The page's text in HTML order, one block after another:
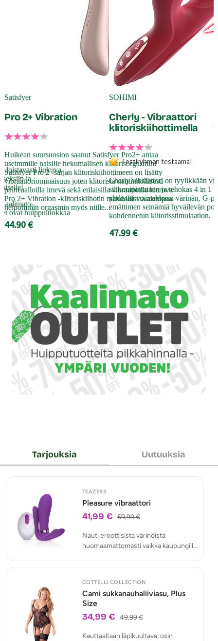
loistavasti liukuva
ja
ovat huippuluokkaa
Satisfyer
Pro 2+ Vibration
Huikean suursuosion saanut Satisfyer Pro2+ antaa
useimmille naisille hekumallisen klitorisorgasmin!
Satisfyer Pro 2 -sarjan klitoriskiihottimeen on lisätty
vibraattoriominaisuus joten klitorista nautinnollisesti
paineaalloilla imevä sekä erilaisilla vibraatioilla hierova
Pro 2+ Vibration -klitoriskiihotin mahdollistaa aiempaa
helpommin orgasmin myös niille...
44.90 €
SOHIMI
Cherly - Vibraattori
klitoriskiihottimella
Testiryhmän testaama!
Cherly vibraattori on tyylikkään
silikonipintainen ja tehokas 4 in 1 -
yhdistää voimakkaan värinän, G-
emättimen seinämiä hyväilevän
kohdennetun klitorisstimulaation.
47.99 €
Tarjouksia Uutuuksia
TEAZERS
Pleasure vibraattori
41,99 € 59,99 €
Nauti eroottisista värinöistä
huomaamattomasti vaikka kaupungilla
COTTELLI COLLECTION
Cami sukkanauhaliiviasu, Plus
Size
34,99 € 49,99 €
Kauttaaltaan läpikuultava, osin